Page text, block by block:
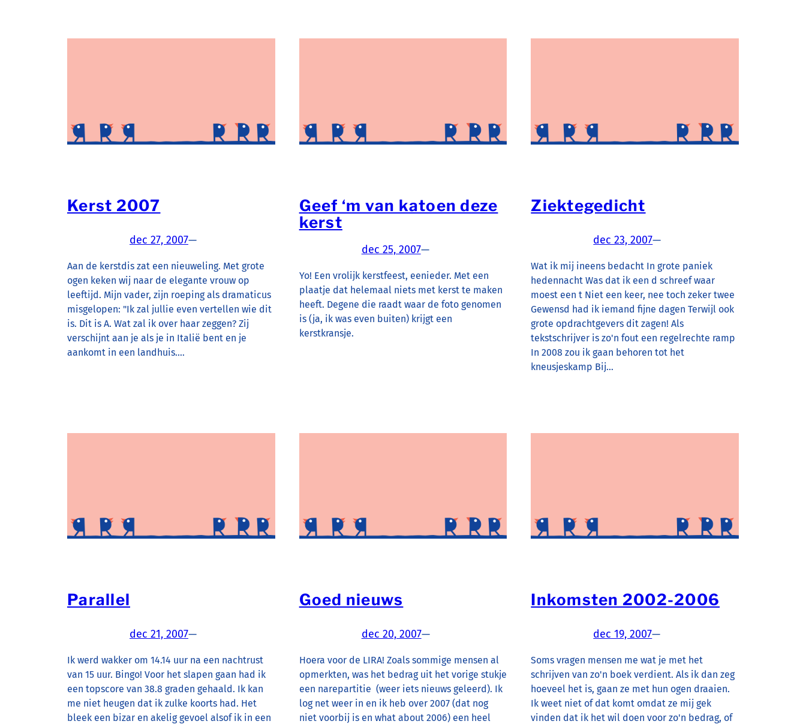
Kerst 2007
dec 27, 2007—
Aan de kerstdis zat een nieuweling. Met grote
ogen keken wij naar de elegante vrouw op
leeftijd. Mijn vader, zijn roeping als dramaticus
misgelopen: "Ik zal jullie even vertellen wie dit
is. Dit is A. Wat zal ik over haar zeggen? Zij
verschijnt aan je als je in Italië bent en je
aankomt in een landhuis.…
Geef ‘m van katoen deze
kerst
dec 25, 2007—
Yo! Een vrolijk kerstfeest, eenieder. Met een
plaatje dat helemaal niets met kerst te maken
heeft. Degene die raadt waar de foto genomen
is (ja, ik was even buiten) krijgt een
kerstkransje.
Ziektegedicht
dec 23, 2007—
Wat ik mij ineens bedacht In grote paniek
hedennacht Was dat ik een d schreef waar
moest een t Niet een keer, nee toch zeker twee
Gewensd had ik iemand fijne dagen Terwijl ook
grote opdrachtgevers dit zagen! Als
tekstschrijver is zo'n fout een regelrechte ramp
In 2008 zou ik gaan behoren tot het
kneusjeskamp Bij…
Parallel
dec 21, 2007—
Ik werd wakker om 14.14 uur na een nachtrust
van 15 uur. Bingo! Voor het slapen gaan had ik
een topscore van 38.8 graden gehaald. Ik kan
me niet heugen dat ik zulke koorts had. Het
bleek een bizar en akelig gevoel alsof ik in een
Goed nieuws
dec 20, 2007—
Hoera voor de LIRA! Zoals sommige mensen al
opmerkten, was het bedrag uit het vorige stukje
een narepartitie (weer iets nieuws geleerd). Ik
log net weer in en ik heb over 2007 (dat nog
niet voorbij is en what about 2006) een heel
Inkomsten 2002-2006
dec 19, 2007—
Soms vragen mensen me wat je met het
schrijven van zo'n boek verdient. Als ik dan zeg
hoeveel het is, gaan ze met hun ogen draaien.
Ik weet niet of dat komt omdat ze mij gek
vinden dat ik het wil doen voor zo'n bedrag, of